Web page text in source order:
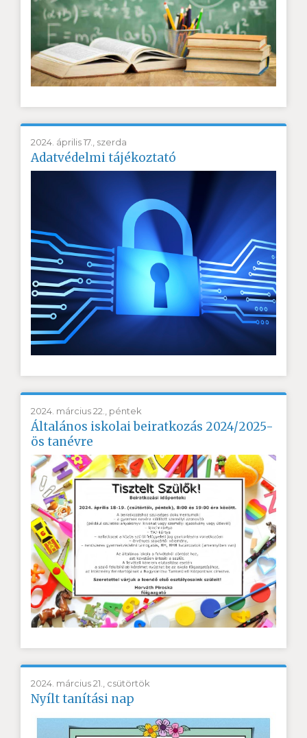
2024. április 17., szerda
Adatvédelmi tájékoztató
2024. március 22., péntek
Általános iskolai beiratkozás 2024/2025-
ös tanévre
2024. március 21., csütörtök
Nyílt tanítási nap